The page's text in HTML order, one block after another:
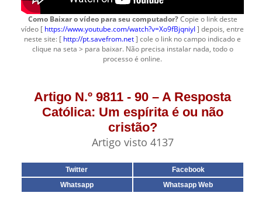
Como Baixar o vídeo para seu computador?Copie o link deste
vídeo [ https://www.youtube.com/watch?v=Xo9fBjqniyI] depois, entre
neste site: [ http://pt.savefrom.net] cole o link no campo indicado e
clique na seta > para baixar. Não precisa instalar nada, todo o
processo é online.
Artigo N.º 9811 - 90 – A Resposta
Católica: Um espírita é ou não
cristão?
Artigo visto 4137
Twitter
Facebook
Whatsapp
Whatsapp Web